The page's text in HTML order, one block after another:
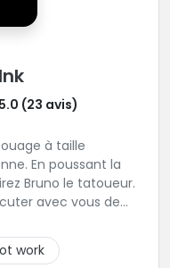
(23 avis)
à taille
En poussant la
Bruno le tatoueur.
avec vous de
work